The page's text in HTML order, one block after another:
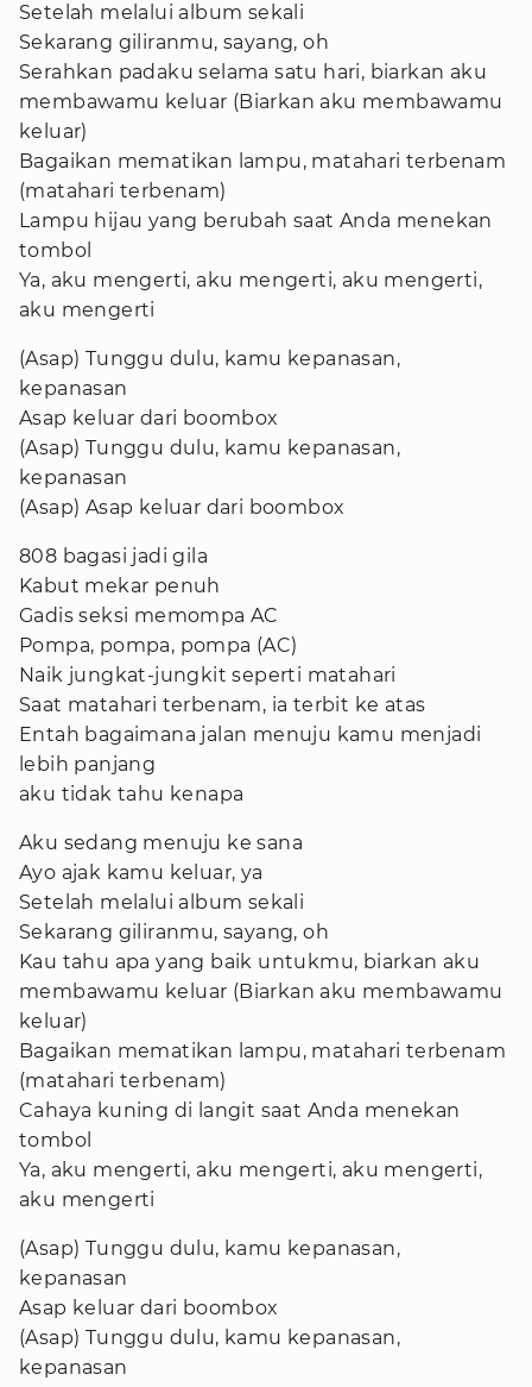
Setelah melalui album sekali
Sekarang giliranmu, sayang, oh
Serahkan padaku selama satu hari, biarkan aku
membawamu keluar (Biarkan aku membawamu
keluar)
Bagaikan mematikan lampu, matahari terbenam
(matahari terbenam)
Lampu hijau yang berubah saat Anda menekan
tombol
Ya, aku mengerti, aku mengerti, aku mengerti,
aku mengerti
(Asap) Tunggu dulu, kamu kepanasan,
kepanasan
Asap keluar dari boombox
(Asap) Tunggu dulu, kamu kepanasan,
kepanasan
(Asap) Asap keluar dari boombox
808 bagasi jadi gila
Kabut mekar penuh
Gadis seksi memompa AC
Pompa, pompa, pompa (AC)
Naik jungkat-jungkit seperti matahari
Saat matahari terbenam, ia terbit ke atas
Entah bagaimana jalan menuju kamu menjadi
lebih panjang
aku tidak tahu kenapa
Aku sedang menuju ke sana
Ayo ajak kamu keluar, ya
Setelah melalui album sekali
Sekarang giliranmu, sayang, oh
Kau tahu apa yang baik untukmu, biarkan aku
membawamu keluar (Biarkan aku membawamu
keluar)
Bagaikan mematikan lampu, matahari terbenam
(matahari terbenam)
Cahaya kuning di langit saat Anda menekan
tombol
Ya, aku mengerti, aku mengerti, aku mengerti,
aku mengerti
(Asap) Tunggu dulu, kamu kepanasan,
kepanasan
Asap keluar dari boombox
(Asap) Tunggu dulu, kamu kepanasan,
kepanasan